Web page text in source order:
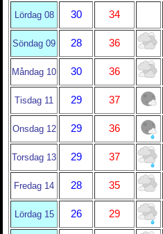
Lördag 08 30 34
Söndag 09 28 36
Måndag 10 30 36
Tisdag 11 29 37
Onsdag 12 29 36
Torsdag 13 29 37
Fredag 14 28 35
Lördag 15 26 29